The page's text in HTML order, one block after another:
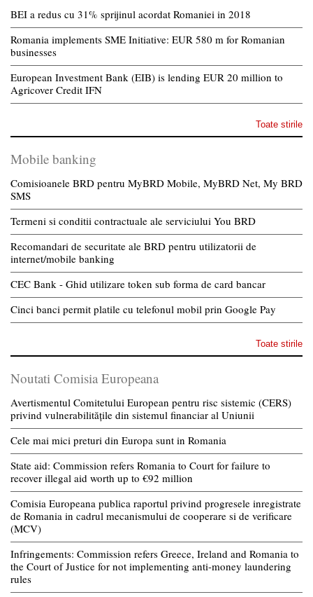
BEI a redus cu 31% sprijinul acordat Romaniei in 2018
Romania implements SME Initiative: EUR 580 m for Romanian
businesses
European Investment Bank (EIB) is lending EUR 20 million to
Agricover Credit IFN
Toate stirile
Mobile banking
Comisioanele BRD pentru MyBRD Mobile, MyBRD Net, My BRD
SMS
Termeni si conditii contractuale ale serviciului You BRD
Recomandari de securitate ale BRD pentru utilizatorii de
internet/mobile banking
CEC Bank - Ghid utilizare token sub forma de card bancar
Cinci banci permit platile cu telefonul mobil prin Google Pay
Toate stirile
Noutati Comisia Europeana
Avertismentul Comitetului European pentru risc sistemic (CERS)
privind vulnerabilitățile din sistemul financiar al Uniunii
Cele mai mici preturi din Europa sunt in Romania
State aid: Commission refers Romania to Court for failure to
recover illegal aid worth up to €92 million
Comisia Europeana publica raportul privind progresele inregistrate
de Romania in cadrul mecanismului de cooperare si de verificare
(MCV)
Infringements: Commission refers Greece, Ireland and Romania to
the Court of Justice for not implementing anti-money laundering
rules